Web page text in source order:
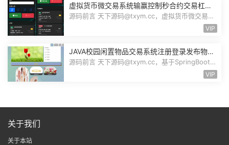
虚拟货币微交易系统输赢控制秒合约交易杠杆
交易现货交易跟单员模式纯英文版源码BitTong
源码前言 天下源码@txym.cc，虚拟货币微交易投
VIP
JAVA校园闲置物品交易系统注册登录发布物品
搜索物品物品交易文章资讯商家管理源码
源码前言 天下源码@txym.cc，基于SpringBoot的
VIP
关于我们
关于本站